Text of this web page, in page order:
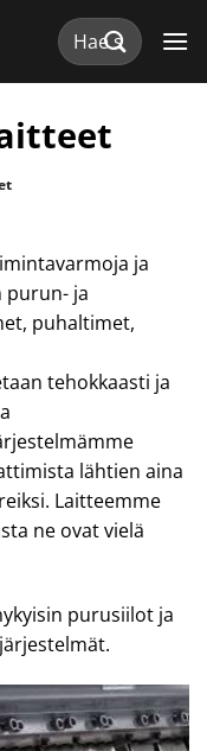
Etsi:
ja
purun- ja
puhaltimet,
tehokkaasti ja
lähtien aina
Laitteemme
ne ovat vielä
purusiilot ja